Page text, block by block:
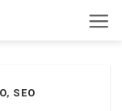
, SEO